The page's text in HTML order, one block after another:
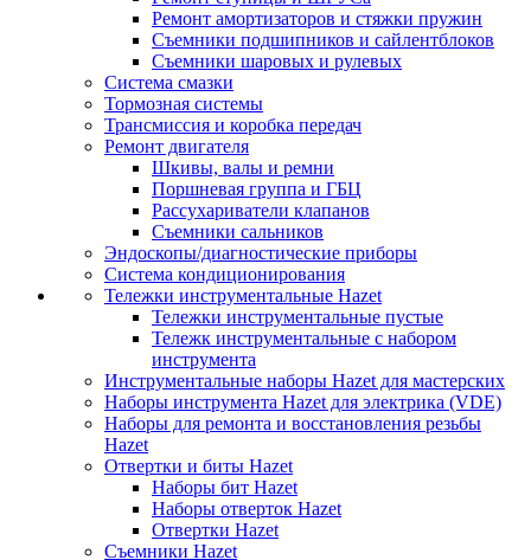
Ремонт амортизаторов и стяжки пружин
Съемники подшипников и сайлентблоков
Съемники шаровых и рулевых
Система смазки
Тормозная системы
Трансмиссия и коробка передач
Ремонт двигателя
Шкивы, валы и ремни
Поршневая группа и ГБЦ
Рассухариватели клапанов
Съемники сальников
Эндоскопы/диагностические приборы
Система кондиционирования
Тележки инструментальные Hazet
Тележки инструментальные пустые
Тележк инструментальные с набором
инструмента
Инструментальные наборы Hazet для мастерских
Наборы инструмента Hazet для электрика (VDE)
Наборы для ремонта и восстановления резьбы
Hazet
Отвертки и биты Hazet
Наборы бит Hazet
Наборы отверток Hazet
Отвертки Hazet
Съемники Hazet